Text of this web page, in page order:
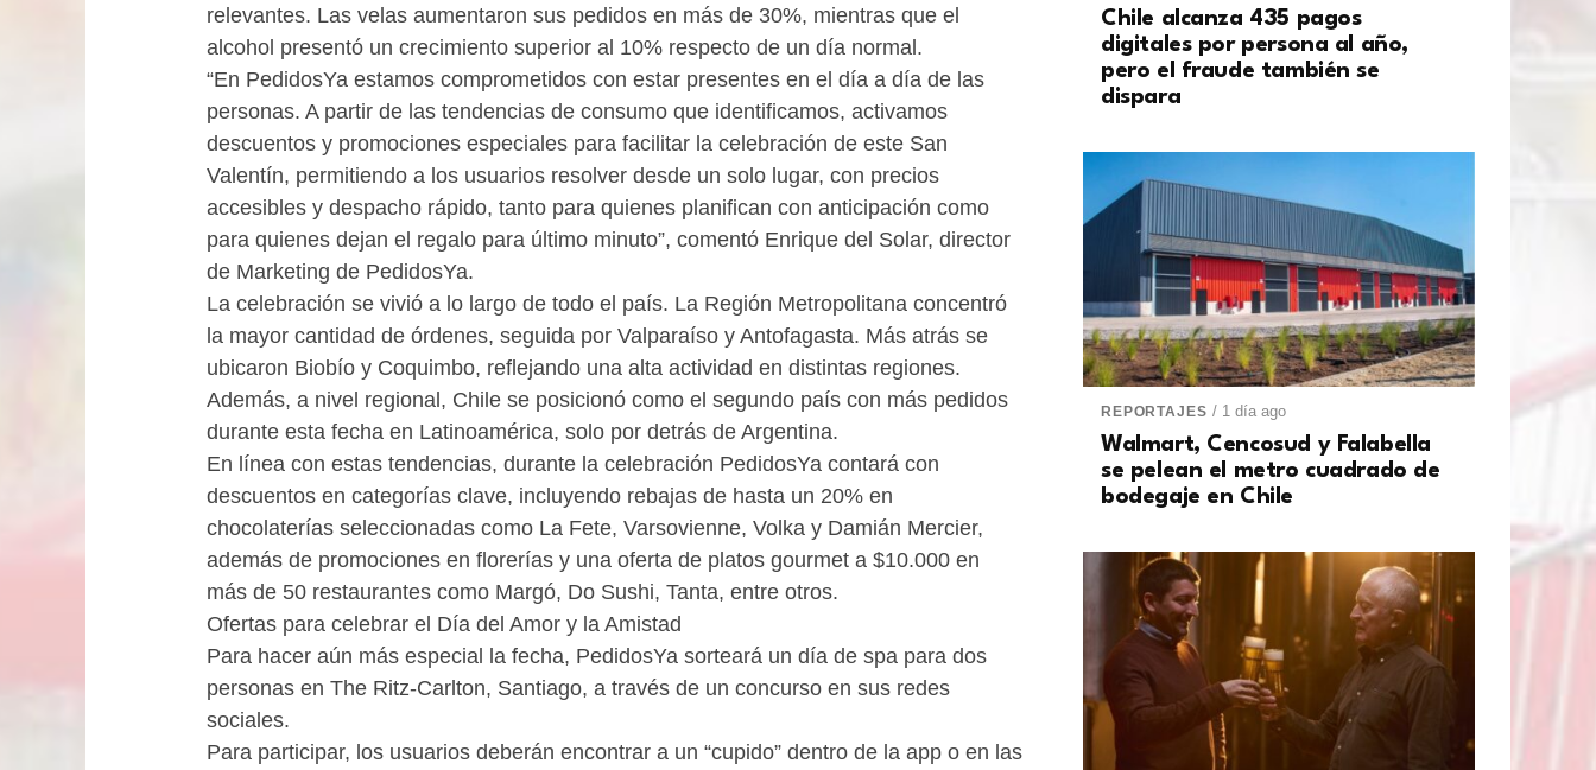
relevantes. Las velas aumentaron sus pedidos en más de 30%, mientras que el
alcohol presentó un crecimiento superior al 10% respecto de un día normal.
“En PedidosYa estamos comprometidos con estar presentes en el día a día de las
personas. A partir de las tendencias de consumo que identificamos, activamos
descuentos y promociones especiales para facilitar la celebración de este San
Valentín, permitiendo a los usuarios resolver desde un solo lugar, con precios
accesibles y despacho rápido, tanto para quienes planifican con anticipación como
para quienes dejan el regalo para último minuto”, comentó Enrique del Solar, director
de Marketing de PedidosYa.
La celebración se vivió a lo largo de todo el país. La Región Metropolitana concentró
la mayor cantidad de órdenes, seguida por Valparaíso y Antofagasta. Más atrás se
ubicaron Biobío y Coquimbo, reflejando una alta actividad en distintas regiones.
Además, a nivel regional, Chile se posicionó como el segundo país con más pedidos
durante esta fecha en Latinoamérica, solo por detrás de Argentina.
En línea con estas tendencias, durante la celebración PedidosYa contará con
descuentos en categorías clave, incluyendo rebajas de hasta un 20% en
chocolaterías seleccionadas como La Fete, Varsovienne, Volka y Damián Mercier,
además de promociones en florerías y una oferta de platos gourmet a $10.000 en
más de 50 restaurantes como Margó, Do Sushi, Tanta, entre otros.
Ofertas para celebrar el Día del Amor y la Amistad
Para hacer aún más especial la fecha, PedidosYa sorteará un día de spa para dos
personas en The Ritz-Carlton, Santiago, a través de un concurso en sus redes
sociales.
Para participar, los usuarios deberán encontrar a un “cupido” dentro de la app o en las
Chile alcanza 435 pagos
digitales por persona al año,
pero el fraude también se
dispara
REPORTAJES / 1 día ago
Walmart, Cencosud y Falabella
se pelean el metro cuadrado de
bodegaje en Chile